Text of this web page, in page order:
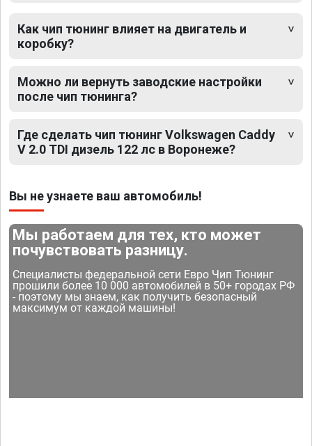
Как чип тюнинг влияет на двигатель и
коробку?
Можно ли вернуть заводские настройки
после чип тюнинга?
Где сделать чип тюнинг Volkswagen Caddy
V 2.0 TDI дизель 122 лс в Воронеже?
Вы не узнаете ваш автомобиль!
Мы работаем для тех, кто может
почувствовать разницу.
Специалисты федеральной сети Евро Чип Тюнинг
прошили более 10 000 автомобилей в 50+ городах РФ
- поэтому мы знаем, как получить безопасный
максимум от каждой машины!